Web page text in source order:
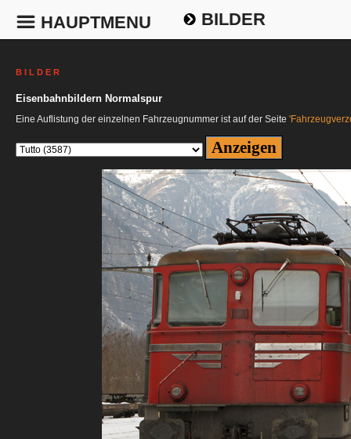
HAUPTMENU BILDER
B I L D E R
Eisenbahnbildern Normalspur
Eine Auflistung der einzelnen Fahrzeugnummer ist auf der Seite